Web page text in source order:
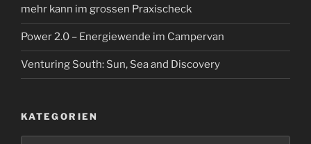
mehr kann im grossen Praxischeck
Power 2.0 – Energiewende im Campervan
Venturing South: Sun, Sea and Discovery
KATEGORIEN